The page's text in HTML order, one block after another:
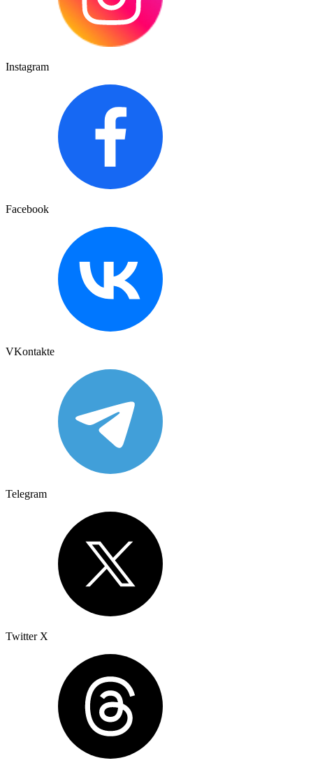
Instagram
Facebook
VKontakte
Telegram
Twitter X